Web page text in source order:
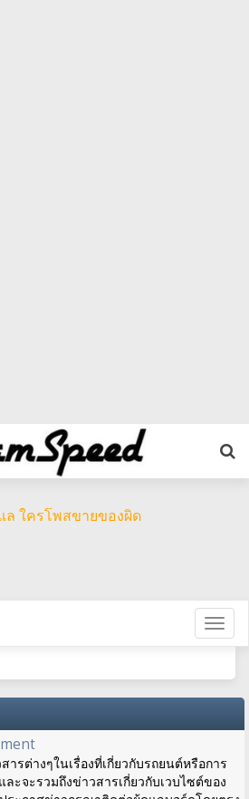
ใครโพสขายของผิด
ารต่างๆในเรื่องที่เกี่ยวกับรถยนต์หรือการ
ะจะรวมถึงข่าวสารเกี่ยวกับเวบไซต์ของ